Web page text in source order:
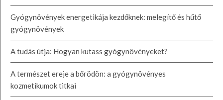
Gyógynövények energetikája kezdőknek: melegítő és hűtő
gyógynövények
A tudás útja: Hogyan kutass gyógynövényeket?
A természet ereje a bőrödön: a gyógynövényes
kozmetikumok titkai